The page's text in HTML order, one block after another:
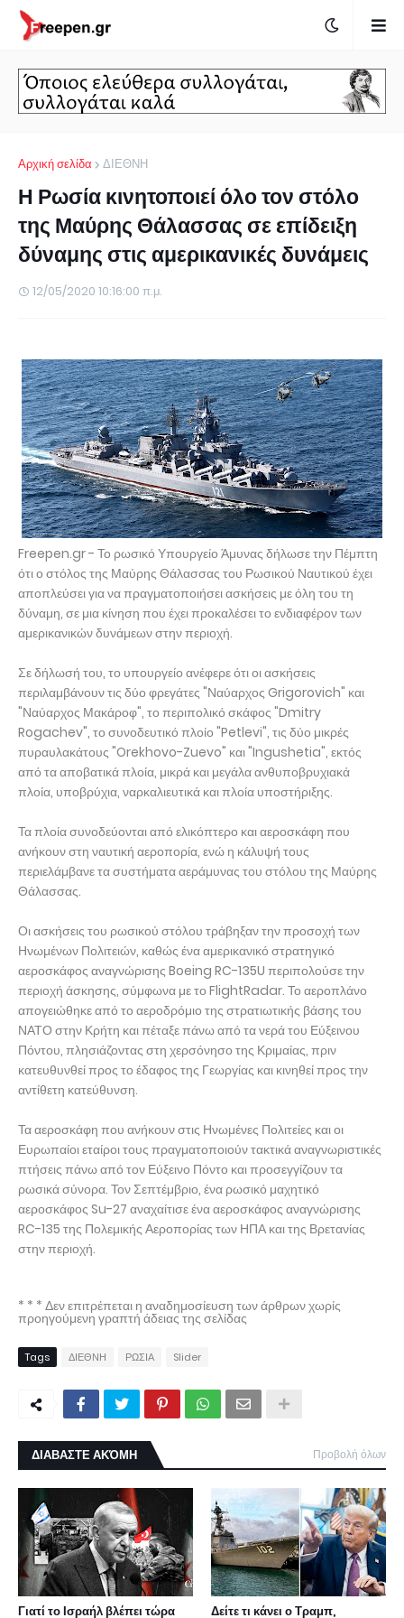
Αρχική σελίδα ΔΙΕΘΝΗ
Η Ρωσία κινητοποιεί όλο τον στόλο
της Μαύρης Θάλασσας σε επίδειξη
δύναμης στις αμερικανικές δυνάμεις
12/05/2020 10:16:00 π.μ.
Freepen.gr - Το ρωσικό Υπουργείο Άμυνας δήλωσε την Πέμπτη
ότι ο στόλος της Μαύρης Θάλασσας του Ρωσικού Ναυτικού έχει
αποπλεύσει για να πραγματοποιήσει ασκήσεις με όλη του τη
δύναμη, σε μια κίνηση που έχει προκαλέσει το ενδιαφέρον των
αμερικανικών δυνάμεων στην περιοχή.
Σε δήλωσή του, το υπουργείο ανέφερε ότι οι ασκήσεις
περιλαμβάνουν τις δύο φρεγάτες "Ναύαρχος Grigorovich" και
"Ναύαρχος Μακάροφ", το περιπολικό σκάφος "Dmitry
Rogachev", το συνοδευτικό πλοίο "Petlevi", τις δύο μικρές
πυραυλακάτους "Orekhovo-Zuevo" και "Ingushetia", εκτός
από τα αποβατικά πλοία, μικρά και μεγάλα ανθυποβρυχιακά
πλοία, υποβρύχια, ναρκαλιευτικά και πλοία υποστήριξης.
Τα πλοία συνοδεύονται από ελικόπτερο και αεροσκάφη που
ανήκουν στη ναυτική αεροπορία, ενώ η κάλυψή τους
περιελάμβανε τα συστήματα αεράμυνας του στόλου της Μαύρης
Θάλασσας.
Οι ασκήσεις του ρωσικού στόλου τράβηξαν την προσοχή των
Ηνωμένων Πολιτειών, καθώς ένα αμερικανικό στρατηγικό
αεροσκάφος αναγνώρισης Boeing RC-135U περιπολούσε την
περιοχή άσκησης, σύμφωνα με το FlightRadar. Το αεροπλάνο
απογειώθηκε από το αεροδρόμιο της στρατιωτικής βάσης του
ΝΑΤΟ στην Κρήτη και πέταξε πάνω από τα νερά του Εύξεινου
Πόντου, πλησιάζοντας στη χερσόνησο της Κριμαίας, πριν
κατευθυνθεί προς το έδαφος της Γεωργίας και κινηθεί προς την
αντίθετη κατεύθυνση.
Τα αεροσκάφη που ανήκουν στις Ηνωμένες Πολιτείες και οι
Ευρωπαίοι εταίροι τους πραγματοποιούν τακτικά αναγνωριστικές
πτήσεις πάνω από τον Εύξεινο Πόντο και προσεγγίζουν τα
ρωσικά σύνορα. Τον Σεπτέμβριο, ένα ρωσικό μαχητικό
αεροσκάφος Su-27 αναχαίτισε ένα αεροσκάφος αναγνώρισης
RC-135 της Πολεμικής Αεροπορίας των ΗΠΑ και της Βρετανίας
στην περιοχή.
* * * Δεν επιτρέπεται η αναδημοσίευση των άρθρων χωρίς
προηγούμενη γραπτή άδειας της σελίδας
Tags ΔΙΕΘΝΗ ΡΩΣΙΑ Slider
ΔΙΑΒΑΣΤΕ ΑΚΌΜΗ Προβολή όλων
Γιατί το Ισραήλ βλέπει τώρα Δείτε τι κάνει ο Τραμπ,